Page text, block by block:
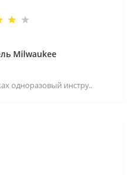
Milwaukee
одноразовый инстру..